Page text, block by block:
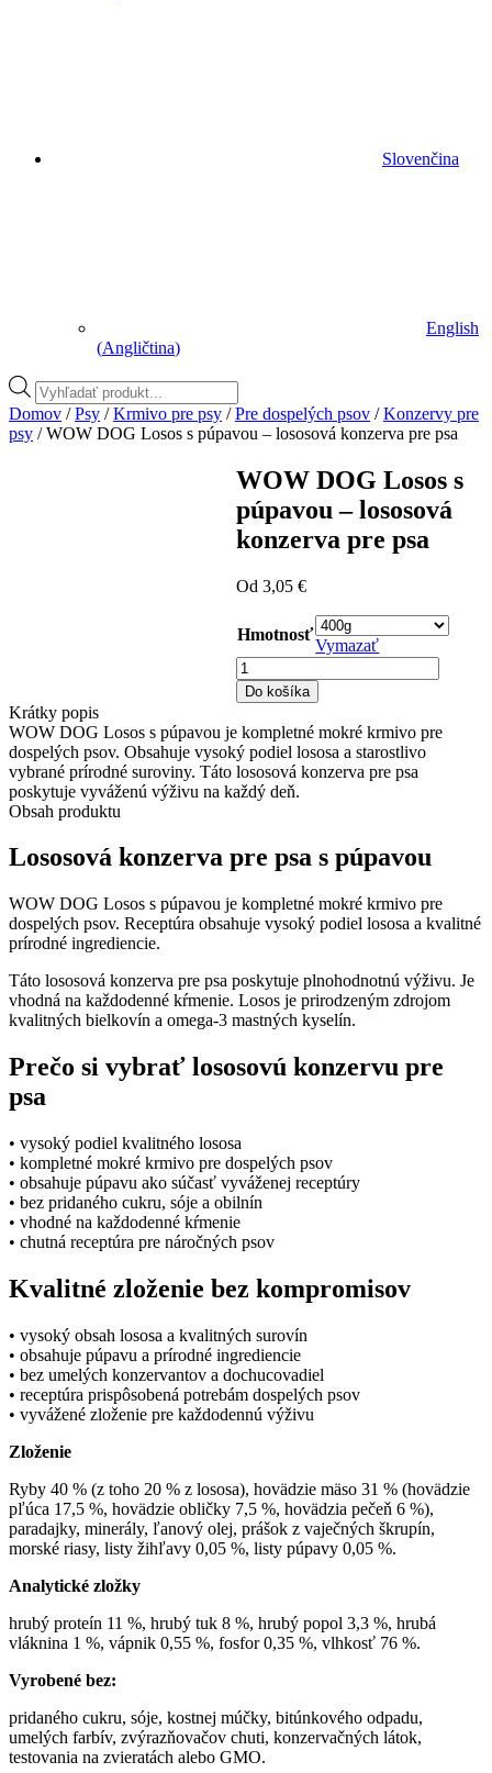
Slovenčina
English
(Angličtina)
Vyhľadávanie
produktov
Domov /Psy /Krmivo pre psy /Pre dospelých psov /Konzervy pre
psy / WOW DOG Losos s púpavou – lososová konzerva pre psa
WOW DOG Losos s
púpavou – lososová
konzerva pre psa
Od 3,05€
Hmotnosť
Vymazať
množstvo
WOW
DOG
Losos
s
púpavou
–
lososová
psa
Do košíka
Krátky popis
WOW DOG Losos s púpavou je kompletné mokré krmivo pre
dospelých psov. Obsahuje vysoký podiel lososa a starostlivo
vybrané prírodné suroviny. Táto lososová konzerva pre psa
poskytuje vyváženú výživu na každý deň.
Obsah produktu
Lososová konzerva pre psa s púpavou
WOW DOG Losos s púpavou je kompletné mokré krmivo pre
dospelých psov. Receptúra obsahuje vysoký podiel lososa a kvalitné
prírodné ingrediencie.
Táto lososová konzerva pre psa poskytuje plnohodnotnú výživu. Je
vhodná na každodenné kŕmenie. Losos je prirodzeným zdrojom
kvalitných bielkovín a omega-3 mastných kyselín.
Prečo si vybrať lososovú konzervu pre
psa
• vysoký podiel kvalitného lososa
• kompletné mokré krmivo pre dospelých psov
• obsahuje púpavu ako súčasť vyváženej receptúry
• bez pridaného cukru, sóje a obilnín
• vhodné na každodenné kŕmenie
• chutná receptúra pre náročných psov
Kvalitné zloženie bez kompromisov
• vysoký obsah lososa a kvalitných surovín
• obsahuje púpavu a prírodné ingrediencie
• bez umelých konzervantov a dochucovadiel
• receptúra prispôsobená potrebám dospelých psov
• vyvážené zloženie pre každodennú výživu
Zloženie
Ryby 40 % (z toho 20 % z lososa), hovädzie mäso 31 % (hovädzie
pľúca 17,5 %, hovädzie obličky 7,5 %, hovädzia pečeň 6 %),
paradajky, minerály, ľanový olej, prášok z vaječných škrupín,
morské riasy, listy žihľavy 0,05 %, listy púpavy 0,05 %.
Analytické zložky
hrubý proteín 11 %, hrubý tuk 8 %, hrubý popol 3,3 %, hrubá
vláknina 1 %, vápnik 0,55 %, fosfor 0,35 %, vlhkosť 76 %.
Vyrobené bez:
pridaného cukru, sóje, kostnej múčky, bitúnkového odpadu,
umelých farbív, zvýrazňovačov chuti, konzervačných látok,
testovania na zvieratách alebo GMO.